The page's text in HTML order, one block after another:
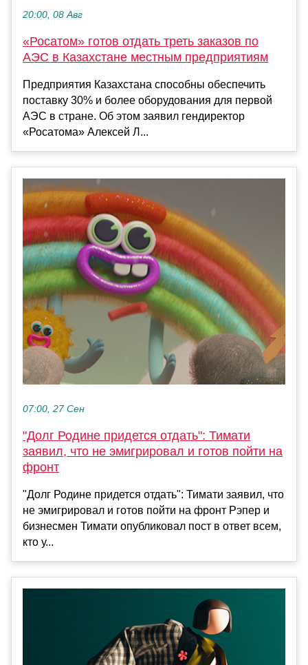
20:00, 08 Авг
«Росатом» готов отдать треть заказов по
АЭС в Казахстане местным предприятиям
Предприятия Казахстана способны обеспечить
поставку 30% и более оборудования для первой
АЭС в стране. Об этом заявил гендиректор
«Росатома» Алексей Л...
07:00, 27 Сен
"Долг Родине придется отдать": Тимати
заявил, что не эмигрировал и готов пойти на
фронт
"Долг Родине придется отдать": Тимати заявил, что
не эмигрировал и готов пойти на фронт Рэпер и
бизнесмен Тимати опубликовал пост в ответ всем,
кто у...